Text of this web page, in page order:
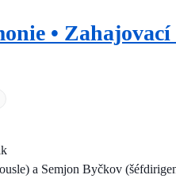
•
a Semjon Byčkov